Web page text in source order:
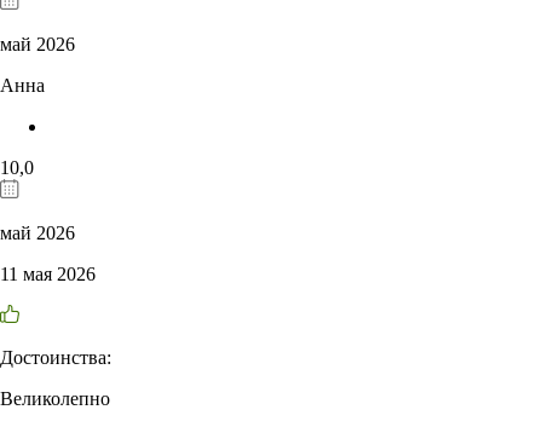
май 2026
Анна
10,0
май 2026
11 мая 2026
Достоинства:
Великолепно